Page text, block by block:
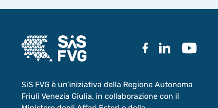
SiS FVG è un’iniziativa della Regione Autonoma
Friuli Venezia Giulia, in collaborazione con il